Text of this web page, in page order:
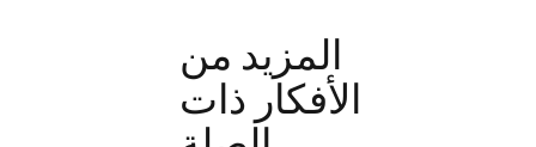
المزيد من
الأفكار ذات